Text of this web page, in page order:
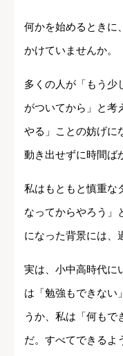
何かを始めるときに
かけていませんか。
多くの人が「もう少
がついてから」と考
やる」ことの妨げに
動き出せずに時間ば
私はもともと慎重な
なってからやろう」
になった背景には、
実は、小中高時代に
は「勉強もできない
うか、私は「何もで
だ。すべてできるよ